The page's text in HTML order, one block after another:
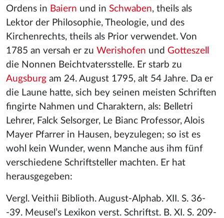
Ordens in Baiern und in Schwaben, theils als
Lektor der Philosophie, Theologie, und des
Kirchenrechts, theils als Prior verwendet. Von
1785 an versah er zu Werishofen und Gotteszell
die Nonnen Beichtvatersstelle. Er starb zu
Augsburg am 24. August 1795, alt 54 Jahre. Da er
die Laune hatte, sich bey seinen meisten Schriften
fingirte Nahmen und Charaktern, als: Belletri
Lehrer, Falck Selsorger, Le Bianc Professor, Alois
Mayer Pfarrer in Hausen, beyzulegen; so ist es
wohl kein Wunder, wenn Manche aus ihm fünf
verschiedene Schriftsteller machten. Er hat
herausgegeben:
Vergl. Veithii Biblioth. August-Alphab. XII. S. 36-
-39. Meusel’s Lexikon verst. Schriftst. B. XI. S. 209-